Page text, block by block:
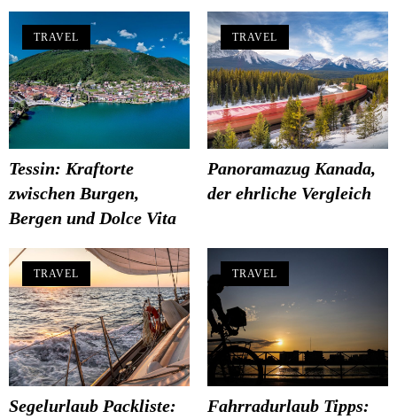
TRAVEL
Tessin: Kraftorte
zwischen Burgen,
Bergen und Dolce Vita
TRAVEL
Panoramazug Kanada,
der ehrliche Vergleich
TRAVEL
Segelurlaub Packliste:
TRAVEL
Fahrradurlaub Tipps: